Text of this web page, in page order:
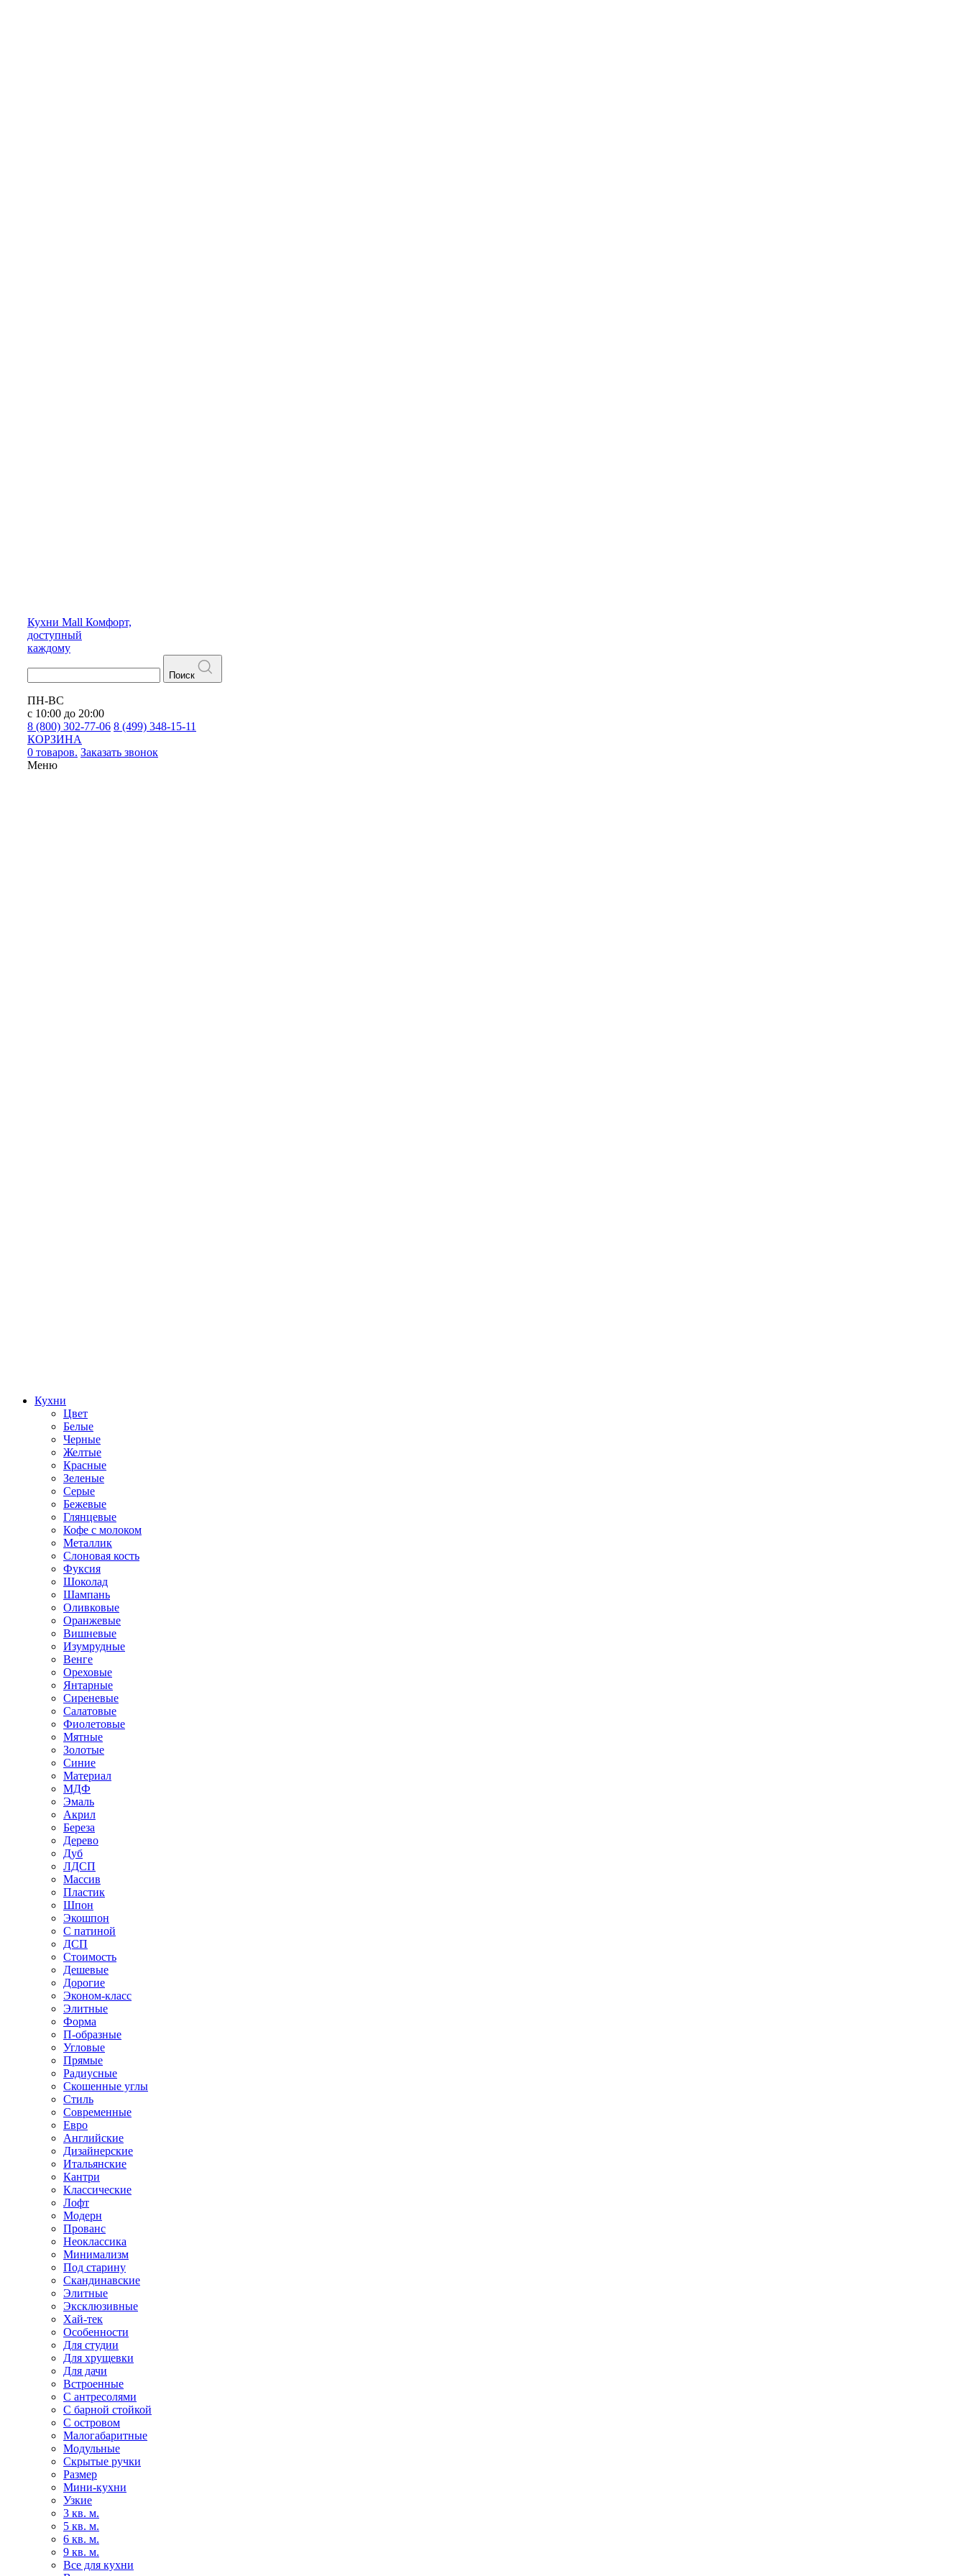
Кухни Mall Комфорт,
доступный
каждому
Поиск
ПН-ВС
с 10:00 до 20:00
8 (800) 302-77-06 8 (499) 348-15-11
КОРЗИНА
0 товаров. Заказать звонок
Меню
Кухни
Цвет
Белые
Черные
Желтые
Красные
Зеленые
Серые
Бежевые
Глянцевые
Кофе с молоком
Металлик
Слоновая кость
Фуксия
Шоколад
Шампань
Оливковые
Оранжевые
Вишневые
Изумрудные
Венге
Ореховые
Янтарные
Сиреневые
Салатовые
Фиолетовые
Мятные
Золотые
Синие
Материал
МДФ
Эмаль
Акрил
Береза
Дерево
Дуб
ЛДСП
Массив
Пластик
Шпон
Экошпон
С патиной
ДСП
Стоимость
Дешевые
Дорогие
Эконом-класс
Элитные
Форма
П-образные
Угловые
Прямые
Радиусные
Скошенные углы
Стиль
Современные
Евро
Английские
Дизайнерские
Итальянские
Кантри
Классические
Лофт
Модерн
Прованс
Неоклассика
Минимализм
Под старину
Скандинавские
Элитные
Эксклюзивные
Хай-тек
Особенности
Для студии
Для хрущевки
Для дачи
Встроенные
С антресолями
С барной стойкой
С островом
Малогабаритные
Модульные
Скрытые ручки
Размер
Мини-кухни
Узкие
3 кв. м.
5 кв. м.
6 кв. м.
9 кв. м.
Все для кухни